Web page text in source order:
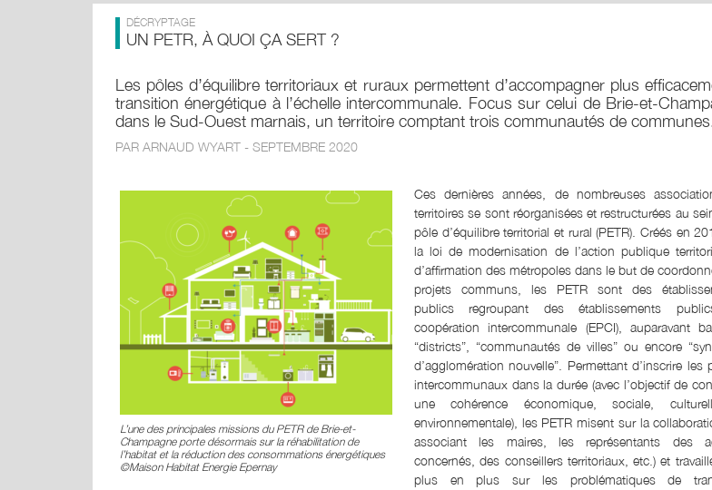
DÉCRYPTAGE
UN PETR, À QUOI ÇA SERT ?
Les pôles d’équilibre territoriaux et ruraux permettent d’accompagner plus
transition énergétique à l’échelle intercommunale. Focus sur celui de Brie-et-
dans le Sud-Ouest marnais, un territoire comptant trois communautés de
PAR ARNAUD WYART - SEPTEMBRE 2020
L’une des principales missions du PETR de Brie-et-
Champagne porte désormais sur la réhabilitation de
l’habitat et la réduction des consommations énergétiques
©Maison Habitat Energie Epernay
Ces dernières années, de nombreuses
territoires se sont réorganisées et restructurées au
pôle d’équilibre territorial et rural (PETR). Créés en
la loi de modernisation de l’action publique
d’affirmation des métropoles dans le but de
projets communs, les PETR sont des
publics regroupant des établissements
coopération intercommunale (EPCI), auparavant
“districts”, “communautés de villes” ou encore
d’agglomération nouvelle”. Permettant d’inscrire les
intercommunaux dans la durée (avec l’objectif de
une cohérence économique, sociale,
environnementale), les PETR misent sur la
associant les maires, les représentants des
concernés, des conseillers territoriaux, etc.) et
plus en plus sur les problématiques de